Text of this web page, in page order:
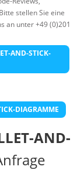
stellen Sie eine
an unter +49 (0)201
AND-STICK-
DIAGRAMME
AND-